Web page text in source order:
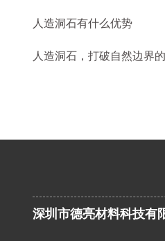
人造洞石有什么优势
人造洞石，打破自然边界
深圳市德亮材料科技有